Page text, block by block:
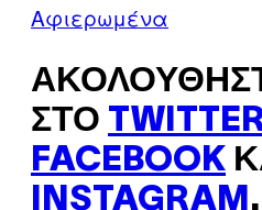
Αφιερωμένα
ΣΤΟ
FACEBOOK
INSTAGRAM .